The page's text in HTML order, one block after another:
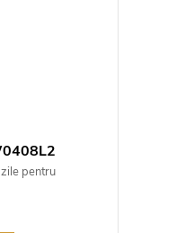
pentru